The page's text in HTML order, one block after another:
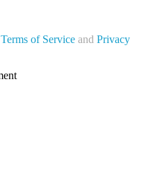
Terms of Service and Privacy